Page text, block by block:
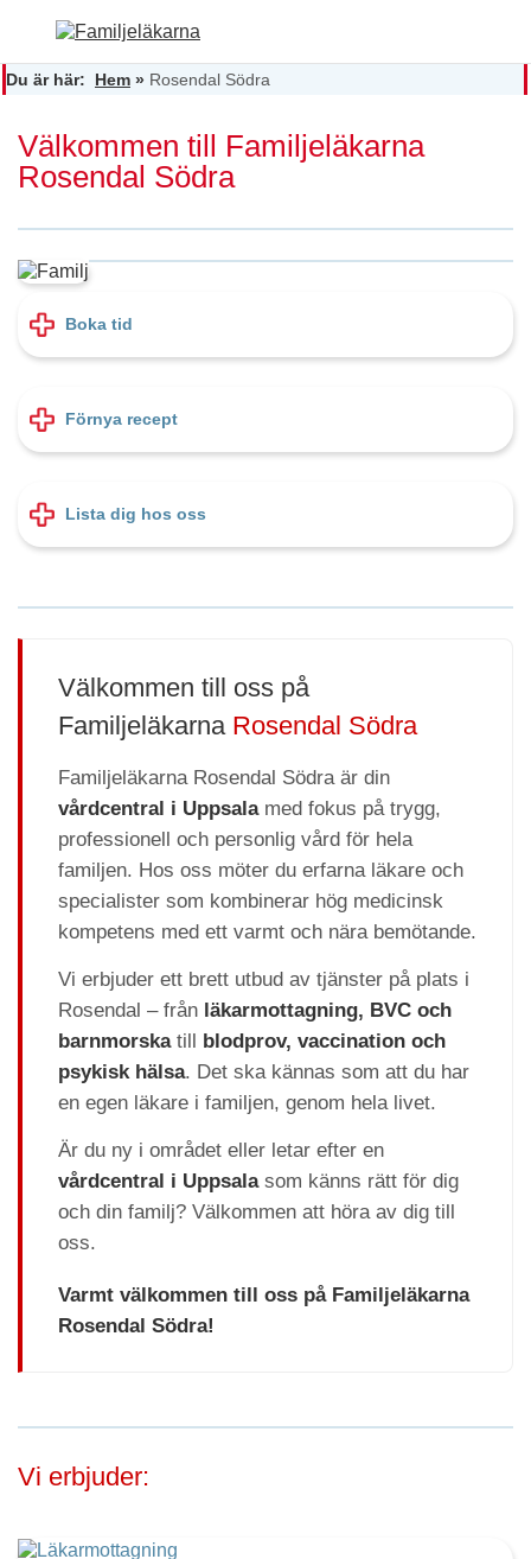
Du är här: Hem » Rosendal Södra
Välkommen till Familjeläkarna
Rosendal Södra
Boka tid
Förnya recept
Lista dig hos oss
Välkommen till oss på
Familjeläkarna Rosendal Södra
Familjeläkarna Rosendal Södra är din
vårdcentral i Uppsalamed fokus på trygg,
professionell och personlig vård för hela
familjen. Hos oss möter du erfarna läkare och
specialister som kombinerar hög medicinsk
kompetens med ett varmt och nära bemötande.
Vi erbjuder ett brett utbud av tjänster på plats i
Rosendal – från läkarmottagning, BVC och
barnmorskatill blodprov, vaccination och
psykisk hälsa. Det ska kännas som att du har
en egen läkare i familjen, genom hela livet.
Är du ny i området eller letar efter en
vårdcentral i Uppsalasom känns rätt för dig
och din familj? Välkommen att höra av dig till
oss.
Varmt välkommen till oss på Familjeläkarna
Rosendal Södra!
Vi erbjuder: